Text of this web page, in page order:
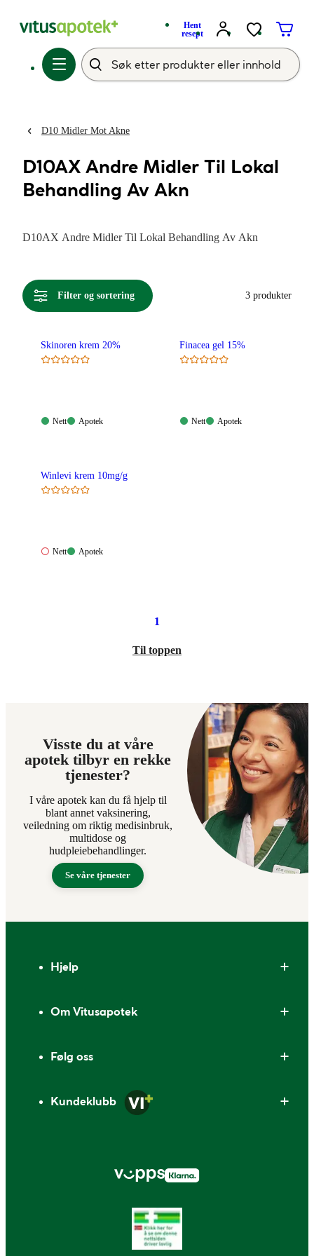
Hent
resept
D10 Midler Mot Akne
D10AX Andre Midler Til Lokal
Behandling Av Akn
D10AX Andre Midler Til Lokal Behandling Av Akn
Filter og sortering 3 produkter
Skinoren krem 20%
Nett:
Nett
Apotek:
Apotek
Finacea gel 15%
Nett:
Nett
Apotek:
Apotek
Winlevi krem 10mg/g
Nett:
Nett
Apotek:
Apotek
1
Til toppen
Visste du at våre
apotek tilbyr en rekke
tjenester?
I våre apotek kan du få hjelp til
blant annet vaksinering,
veiledning om riktig medisinbruk,
multidose og
hudpleiebehandlinger.
Se våre tjenester
Hjelp
Om Vitusapotek
Følg oss
Kundeklubb